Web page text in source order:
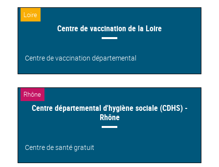
Loire
Centre de vaccination de la Loire
Centre de vaccination départemental
Rhône
Centre départemental d'hygiène sociale (CDHS) -
Rhône
Centre de santé gratuit